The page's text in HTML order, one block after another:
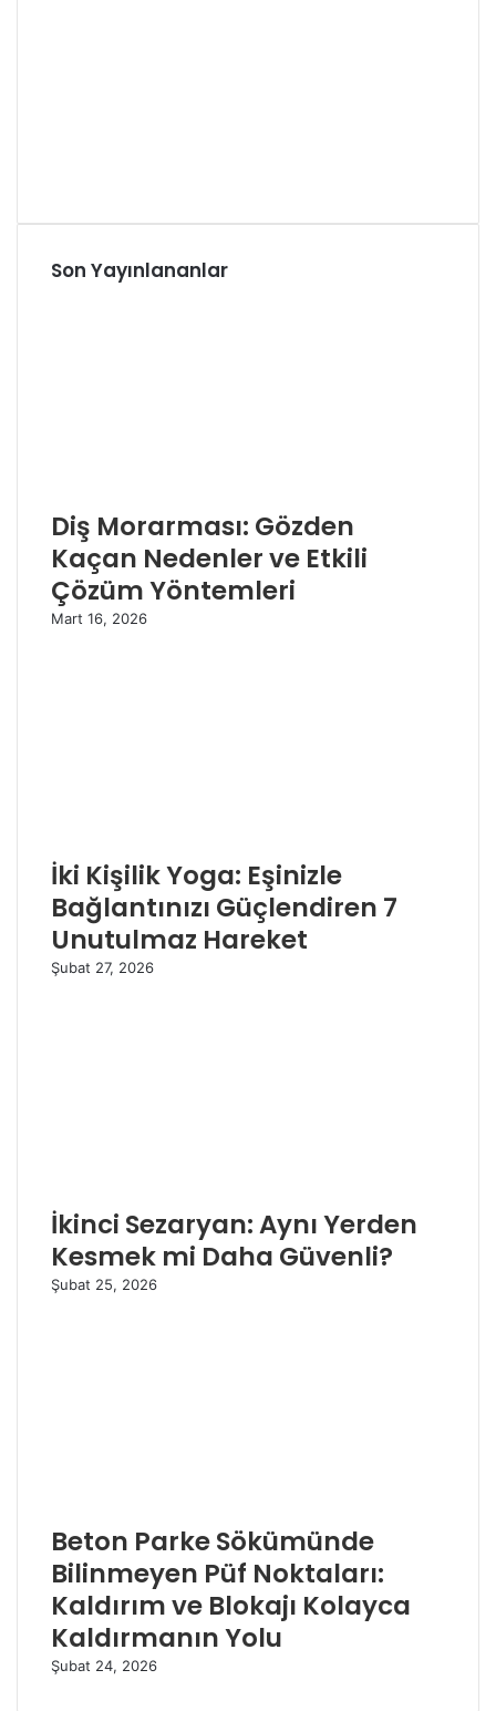
Son Yayınlananlar
Diş Morarması: Gözden
Kaçan Nedenler ve Etkili
Çözüm Yöntemleri
Mart 16, 2026
İki Kişilik Yoga: Eşinizle
Bağlantınızı Güçlendiren 7
Unutulmaz Hareket
Şubat 27, 2026
İkinci Sezaryan: Aynı Yerden
Kesmek mi Daha Güvenli?
Şubat 25, 2026
Beton Parke Sökümünde
Bilinmeyen Püf Noktaları:
Kaldırım ve Blokajı Kolayca
Kaldırmanın Yolu
Şubat 24, 2026